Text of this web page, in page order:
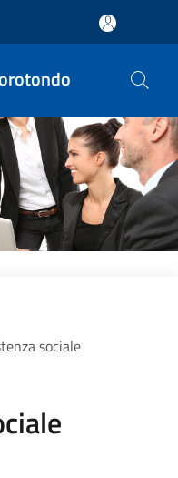
sociale